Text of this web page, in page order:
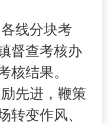
线分块考
督查考核办
核结果。
先进，鞭策
转变作风、